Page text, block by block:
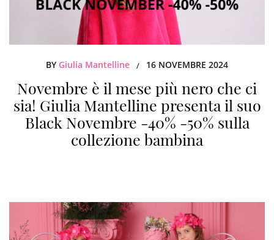
BY Giulia Mantelline / 16 NOVEMBRE 2024
Novembre è il mese più nero che ci
sia! Giulia Mantelline presenta il suo
Black Novembre -40% -50% sulla
collezione bambina